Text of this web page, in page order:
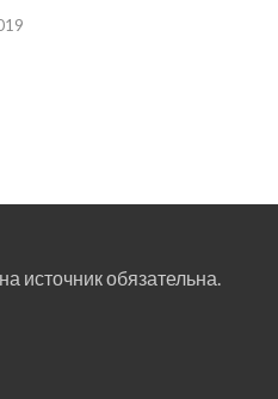
источник обязательна.